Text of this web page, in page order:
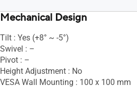
Mechanical Design
Tilt : Yes (+8° ~ -5°)
Swivel : –
Pivot : –
Height Adjustment : No
VESA Wall Mounting : 100 x 100 mm